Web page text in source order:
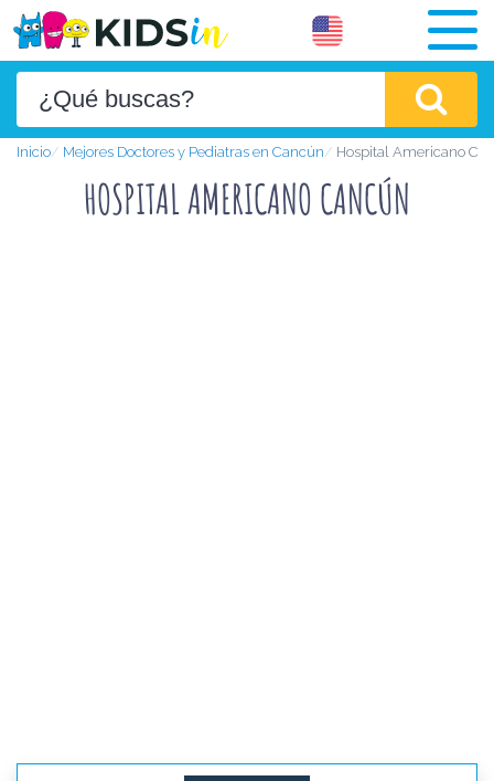
Inicio Mejores Doctores y Pediatras en Cancún Hospital Americano
HOSPITAL AMERICANO CANCÚN